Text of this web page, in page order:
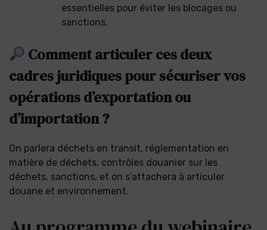
essentielles pour éviter les blocages ou
sanctions.
Comment articuler ces deux
cadres juridiques pour sécuriser vos
opérations d’exportation ou
d’importation ?
On parlera déchets en transit, réglementation en
matière de déchets, contrôles douanier sur les
déchets, sanctions, et on s’attachera à articuler
douane et environnement.